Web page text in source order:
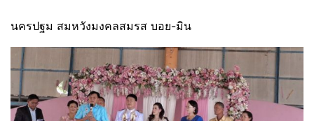
นครปฐม สมหวังมงคลสมรส บอย-มิน